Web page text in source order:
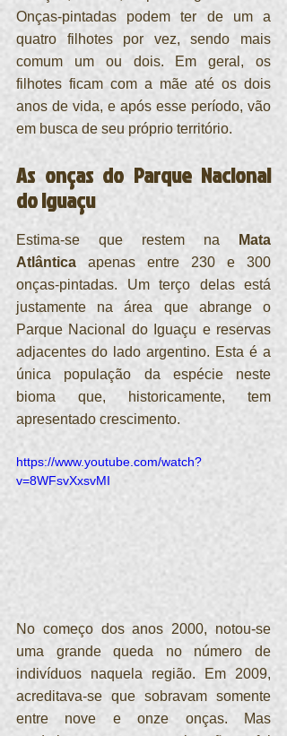
Onças-pintadas podem ter de um a
quatro filhotes por vez, sendo mais
comum um ou dois. Em geral, os
filhotes ficam com a mãe até os dois
anos de vida, e após esse período, vão
em busca de seu próprio território.
As onças do Parque Nacional
do Iguaçu
Estima-se que restem na
Mata
Atlântica apenas entre 230 e 300
onças-pintadas. Um terço delas está
justamente na área que abrange o
Parque Nacional do Iguaçu e reservas
adjacentes do lado argentino. Esta é a
única população da espécie neste
bioma que, historicamente, tem
apresentado crescimento.
https://www.youtube.com/watch?
v=8WFsvXxsvMI
No começo dos anos 2000, notou-se
uma grande queda no número de
indivíduos naquela região. Em 2009,
acreditava-se que sobravam somente
entre nove e onze onças. Mas